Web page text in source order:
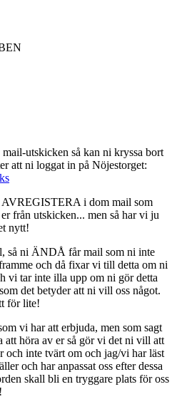
utskicken så kan ni kryssa bort
att ni loggat in på Nöjestorget:
i dom mail som
från utskicken... men så har vi ju
nytt!
så ni ÄNDÅ får mail som ni inte
och då fixar vi till detta om ni
vi tar inte illa upp om ni gör detta
det betyder att ni vill oss något.
för lite!
vi har att erbjuda, men som sagt
att höra av er så gör vi det ni vill att
inte tvärt om och jag/vi har läst
och har anpassat oss efter dessa
skall bli en tryggare plats för oss